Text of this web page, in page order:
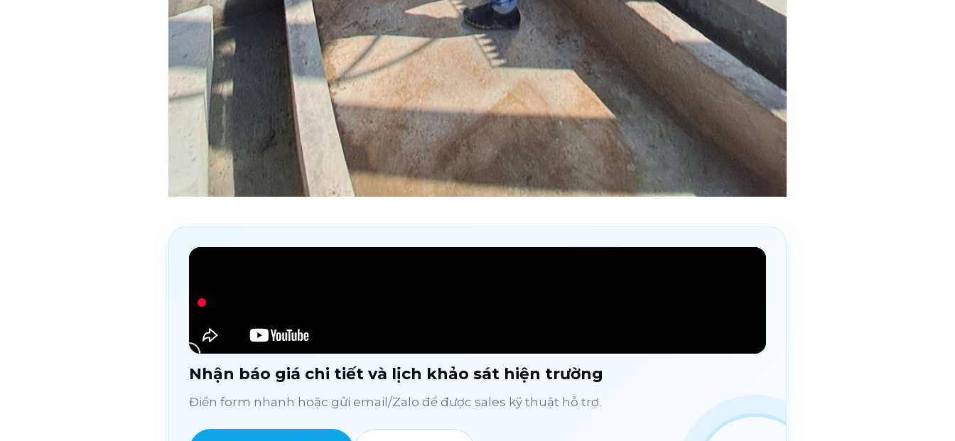
Nhận báo giá chi tiết và lịch khảo sát hiện trường
Điền form nhanh hoặc gửi email/Zalo để được sales kỹ thuật hỗ trợ.